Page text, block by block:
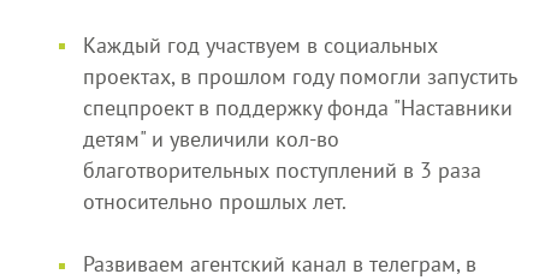
Каждый год участвуем в социальных
проектах, в прошлом году помогли запустить
спецпроект в поддержку фонда "Наставники
детям" и увеличили кол-во
благотворительных поступлений в 3 раза
относительно прошлых лет.
Развиваем агентский канал в телеграм, в